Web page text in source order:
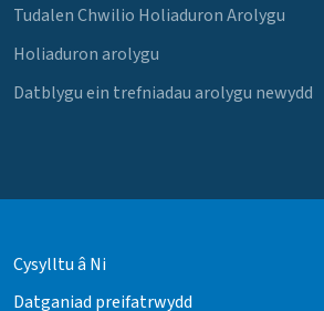
Tudalen Chwilio Holiaduron Arolygu
Holiaduron arolygu
Datblygu ein trefniadau arolygu newydd
Cysylltu â Ni
Datganiad preifatrwydd